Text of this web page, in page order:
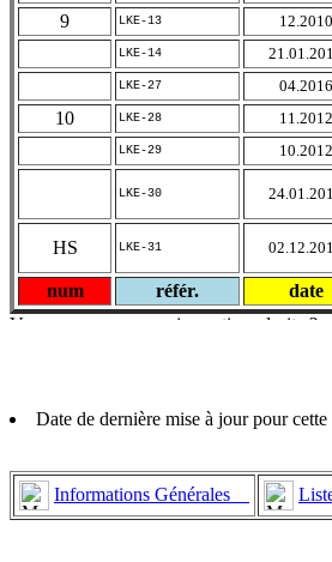
9
LKE-13 12.2010
LKE-14
LKE-27 04.2016
10
LKE-28 11.2012
LKE-29 10.2012
LKE-30
HS LKE-31
num
référ. date
Date de dernière mise à jour pour
Informations Générales